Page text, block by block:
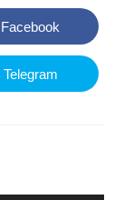
Facebook
Telegram